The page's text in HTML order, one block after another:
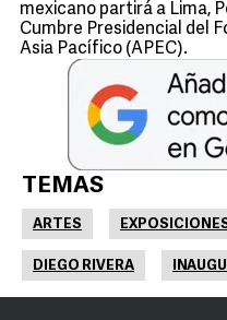
mexicano partirá a Lima,
Cumbre Presidencial del
Asia Pacífico (APEC).
TEMAS
ARTES
DIEGO RIVERA